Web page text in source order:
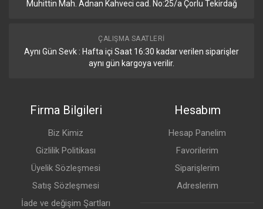
Muhittin Mah. Adnan Kahveci cad. No:25/a Çorlu Tekirdağ
ÇALIŞMA SAATLERI
Aynı Gün Sevk : Hafta içi Saat 16:30 kadar verilen siparişler
aynı gün kargoya verilir.
Firma Bilgileri
Biz Kimiz
Gizlilik Politikası
Üyelik Sözleşmesi
Satış Sözleşmesi
İade ve değişim Şartları
Hesabım
Hesap Panelim
Favorilerim
Siparişlerim
Adreslerim